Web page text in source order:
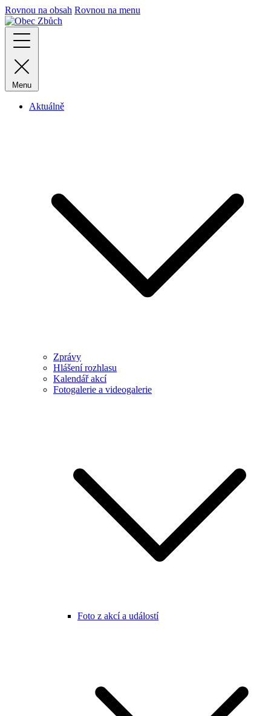
Rovnou na obsah Rovnou na menu
Menu
Aktuálně
Zprávy
Hlášení rozhlasu
Kalendář akcí
Fotogalerie a videogalerie
Foto z akcí a událostí